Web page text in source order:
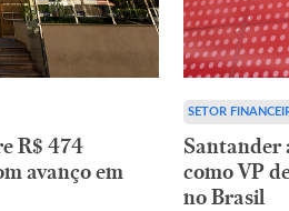
R$ 474
avanço em
SETOR
Santander
como VP
no Brasil